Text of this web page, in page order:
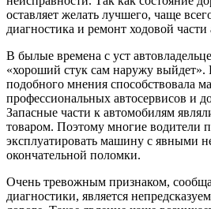
оставляет желать лучшего, чаще
диагностика и ремонт ходовой части
В былые времена с уст
«хороший стук сам наружу выйдет».
подобного мнения способствовала
профессиональных автосервисов и
Запасные части к автомобилям
товаром. Поэтому многие водители
эксплуатировать машину с явными
окончательной поломки.
Очень тревожным признаком,
диагностики, является